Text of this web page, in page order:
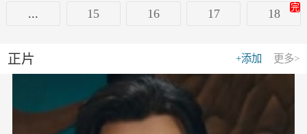
... 15 16 17 18 完
更多>
+添加
正片